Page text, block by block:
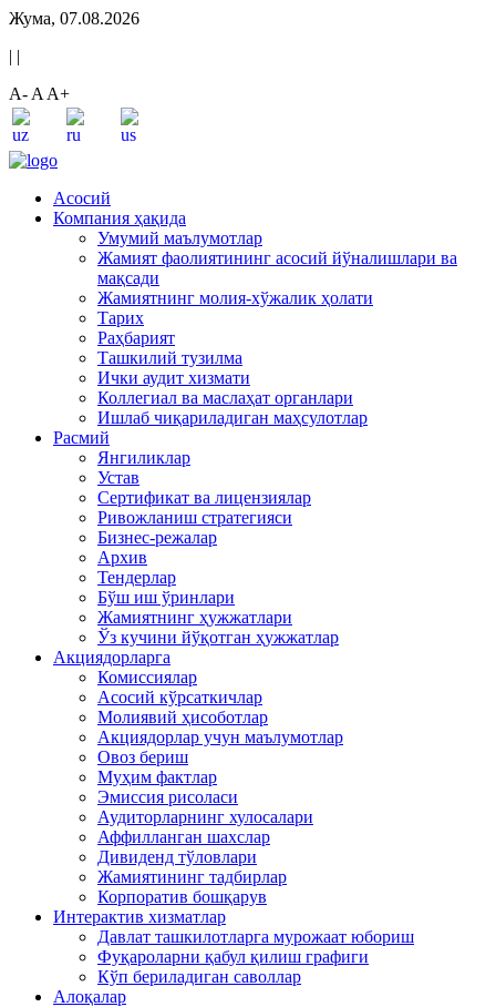
Жума, 07.08.2026
| |
A- A A+
Асосий
Компания ҳақида
Умумий маълумотлар
Жамият фаолиятининг асосий йўналишлари ва
мақсади
Жамиятнинг молия-хўжалик ҳолати
Тарих
Раҳбарият
Ташкилий тузилма
Ички аудит хизмати
Коллегиал ва маслаҳат органлари
Ишлаб чиқариладиган маҳсулотлар
Расмий
Янгиликлар
Устав
Сертификат ва лицензиялар
Ривожланиш стратегияси
Бизнес-режалар
Архив
Тендерлар
Бўш иш ўринлари
Жамиятнинг ҳужжатлари
Ўз кучини йўқотган ҳужжатлар
Акциядорларга
Комиссиялар
Асосий кўрсаткичлар
Молиявий ҳисоботлар
Акциядорлар учун маълумотлар
Овоз бериш
Муҳим фактлар
Эмиссия рисоласи
Аудиторларнинг хулосалари
Аффилланган шахслар
Дивиденд тўловлари
Жамиятининг тадбирлар
Корпоратив бошқарув
Интерактив хизматлар
Давлат ташкилотларга мурожаат юбориш
Фуқароларни қабул қилиш графиги
Кўп бериладиган саволлар
Алоқалар